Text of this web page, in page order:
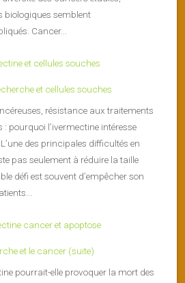
biologiques semblent
Cancer...
et cellules souches
résistance aux traitements
pourquoi l’ivermectine intéresse
des principales difficultés en
pas seulement à réduire la taille
défi est souvent d’empêcher son
et le cancer (suite)
pourrait-elle provoquer la mort des